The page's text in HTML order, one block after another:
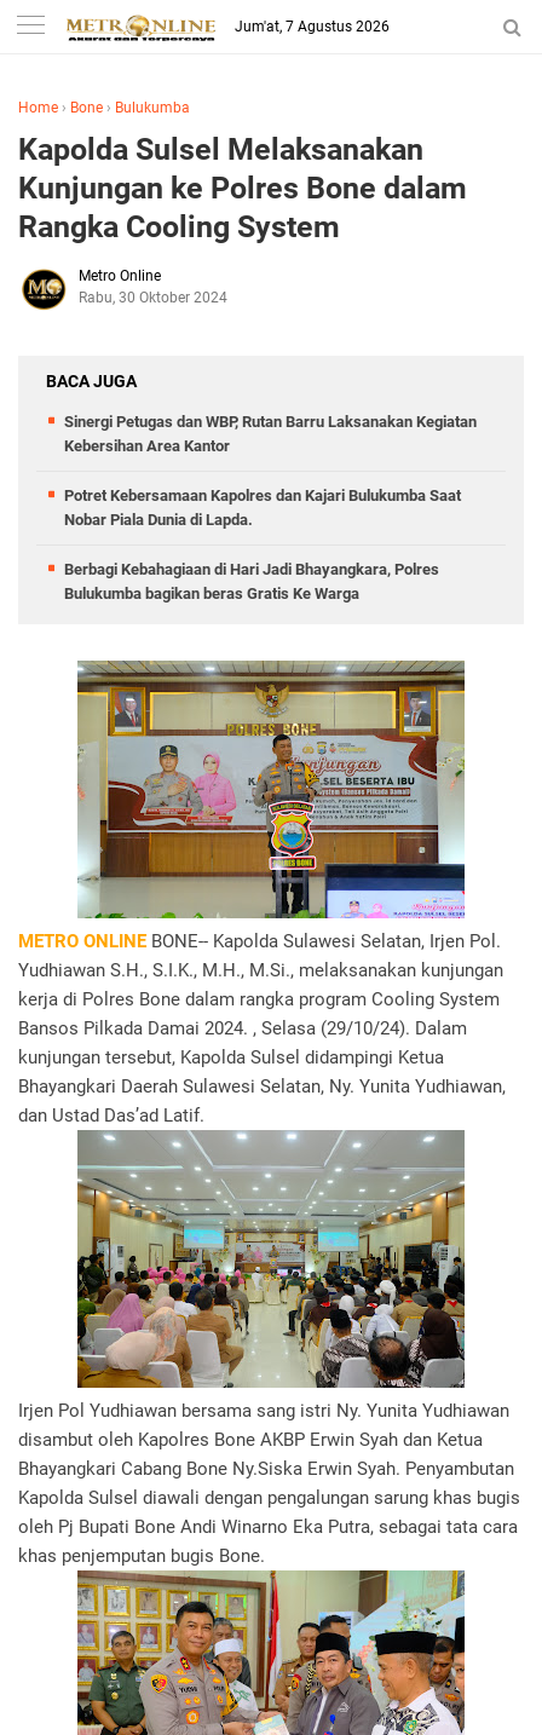
Jum'at, 7 Agustus 2026
Home › Bone › Bulukumba
Kapolda Sulsel Melaksanakan
Kunjungan ke Polres Bone dalam
Rangka Cooling System
Metro Online
Rabu, 30 Oktober 2024
BACA JUGA
Sinergi Petugas dan WBP, Rutan Barru Laksanakan Kegiatan
Kebersihan Area Kantor
Potret Kebersamaan Kapolres dan Kajari Bulukumba Saat
Nobar Piala Dunia di Lapda.
Berbagi Kebahagiaan di Hari Jadi Bhayangkara, Polres
Bulukumba bagikan beras Gratis Ke Warga
METRO ONLINEBONE-- Kapolda Sulawesi Selatan, Irjen Pol.
Yudhiawan S.H., S.I.K., M.H., M.Si., melaksanakan kunjungan
kerja di Polres Bone dalam rangka program Cooling System
Bansos Pilkada Damai 2024. , Selasa (29/10/24). Dalam
kunjungan tersebut, Kapolda Sulsel didampingi Ketua
Bhayangkari Daerah Sulawesi Selatan, Ny. Yunita Yudhiawan,
dan Ustad Das’ad Latif.
Irjen Pol Yudhiawan bersama sang istri Ny. Yunita Yudhiawan
disambut oleh Kapolres Bone AKBP Erwin Syah dan Ketua
Bhayangkari Cabang Bone Ny.Siska Erwin Syah. Penyambutan
Kapolda Sulsel diawali dengan pengalungan sarung khas bugis
oleh Pj Bupati Bone Andi Winarno Eka Putra, sebagai tata cara
khas penjemputan bugis Bone.